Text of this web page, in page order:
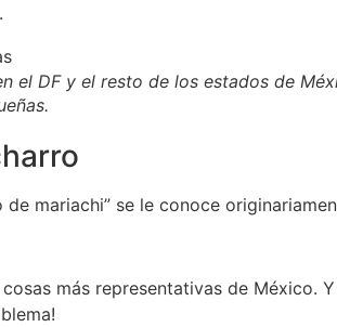
el DF y el resto de los estados de
mariachi” se le conoce
más representativas de México.